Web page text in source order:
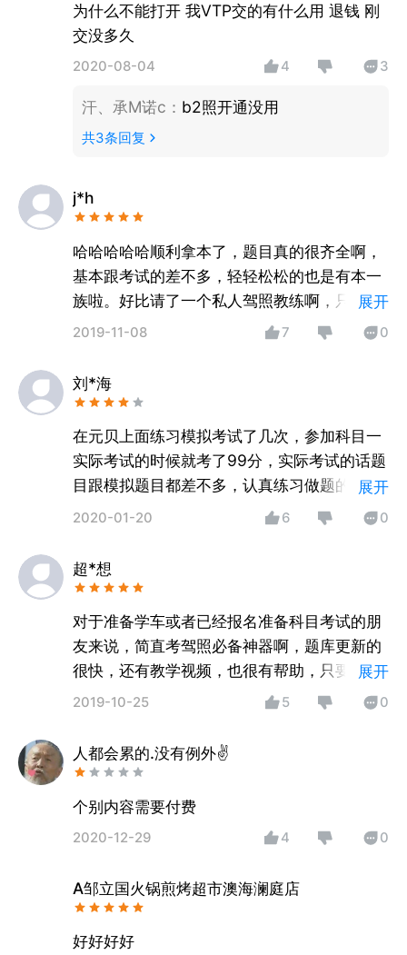
为什么不能打开 我VTP交的有什么用 退钱 刚
交没多久
2020-08-04 4 3
汗、承M诺c ： b2照开通没用
共3条回复
j*h
哈哈哈哈哈顺利拿本了，题目真的很齐全啊，
基本跟考试的差不多，轻轻松松的也是有本一
族啦。好比请了一个私人驾照教练啊，只要自
己不懂的，都可以找到。还有习题解析也可以
展开
2019-11-08 7 0
刘*海
在元贝上面练习模拟考试了几次，参加科目一
实际考试的时候就考了99分，实际考试的话题
目跟模拟题目都差不多，认真练习做题的话肯
定没问题的，最近在看科目二视频，加油啊。
展开
2020-01-20 6 0
超*想
对于准备学车或者已经报名准备科目考试的朋
友来说，简直考驾照必备神器啊，题库更新的
很快，还有教学视频，也很有帮助，只要认真
做题考试妥妥的。
展开
2019-10-25 5 0
人都会累的.没有例外✌
个别内容需要付费
2020-12-29 4 0
A邹立国火锅煎烤超市澳海澜庭店
好好好好